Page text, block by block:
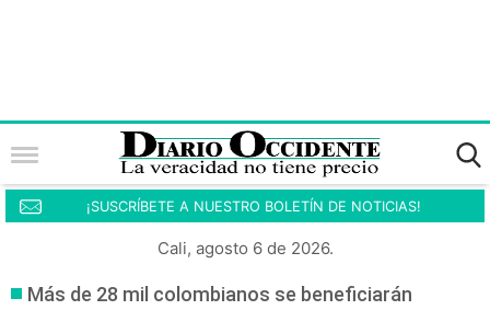
¡SUSCRÍBETE A NUESTRO BOLETÍN DE NOTICIAS!
Cali, agosto 6 de 2026.
Más de 28 mil colombianos se beneficiarán